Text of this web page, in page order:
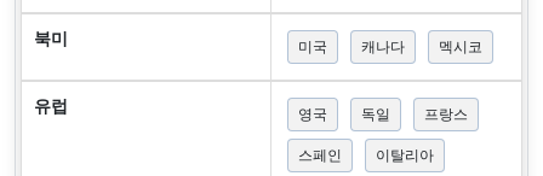
북미 미국 캐나다 멕시코
유럽 영국 독일
프랑스
스페인
이탈리아